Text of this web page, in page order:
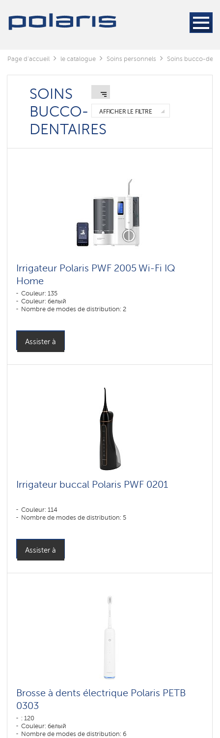
Page d'accueil le catalogue Soins personnels Soins bucco-
SOINS
BUCCO-
DENTAIRES
AFFICHER LE FILTRE
Irrigateur Polaris PWF 2005 Wi-Fi IQ
Home
Couleur: 135
Couleur: белый
Nombre de modes de distribution: 2
Assister à
Irrigateur buccal Polaris PWF 0201
Couleur: 114
Nombre de modes de distribution: 5
Assister à
Brosse à dents électrique Polaris PETB
0303
: 120
Couleur: белый
Nombre de modes de distribution: 6
à
dents
пасты